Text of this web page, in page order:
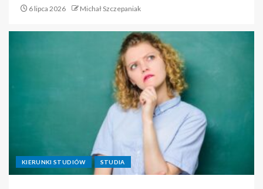
6 lipca 2026 Michał Szczepaniak
KIERUNKI STUDIÓW STUDIA